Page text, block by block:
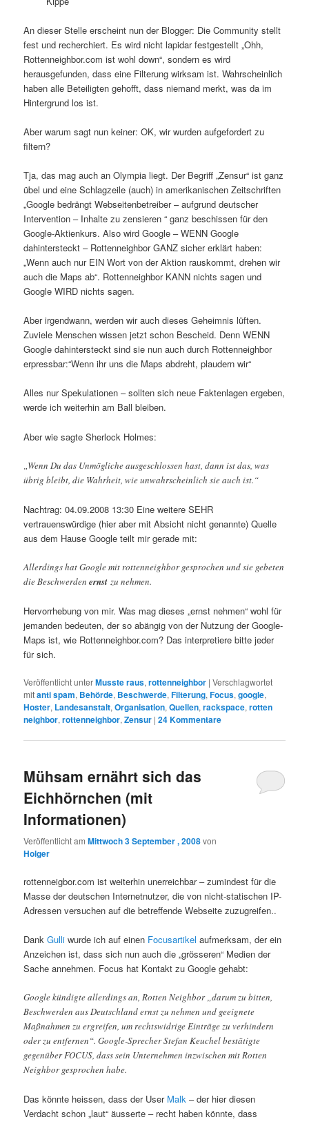
An dieser Stelle erscheint nun der Blogger: Die Community stellt
fest und recherchiert. Es wird nicht lapidar festgestellt „Ohh,
Rottenneighbor.com ist wohl down“, sondern es wird
herausgefunden, dass eine Filterung wirksam ist. Wahrscheinlich
haben alle Beteiligten gehofft, dass niemand merkt, was da im
Hintergrund los ist.
Aber warum sagt nun keiner: OK, wir wurden aufgefordert zu
filtern?
Tja, das mag auch an Olympia liegt. Der Begriff „Zensur“ ist ganz
übel und eine Schlagzeile (auch) in amerikanischen Zeitschriften
„Google bedrängt Webseitenbetreiber – aufgrund deutscher
Intervention – Inhalte zu zensieren “ ganz beschissen für den
Google-Aktienkurs. Also wird Google – WENN Google
dahintersteckt – Rottenneighbor GANZ sicher erklärt haben:
„Wenn auch nur EIN Wort von der Aktion rauskommt, drehen wir
auch die Maps ab“. Rottenneighbor KANN nichts sagen und
Google WIRD nichts sagen.
Aber irgendwann, werden wir auch dieses Geheimnis lüften.
Zuviele Menschen wissen jetzt schon Bescheid. Denn WENN
Google dahintersteckt sind sie nun auch durch Rottenneighbor
erpressbar:“Wenn ihr uns die Maps abdreht, plaudern wir“
Alles nur Spekulationen – sollten sich neue Faktenlagen ergeben,
werde ich weiterhin am Ball bleiben.
Aber wie sagte Sherlock Holmes:
„Wenn Du das Unmögliche ausgeschlossen hast, dann ist das, was
übrig bleibt, die Wahrheit, wie unwahrscheinlich sie auch ist.“
Nachtrag: 04.09.2008 13:30 Eine weitere SEHR
vertrauenswürdige (hier aber mit Absicht nicht genannte) Quelle
aus dem Hause Google teilt mir gerade mit:
Allerdings hat Google mit rottenneighbor gesprochen und sie gebeten
die Beschwerdenernstzu nehmen.
Hervorrhebung von mir. Was mag dieses „ernst nehmen“ wohl für
jemanden bedeuten, der so abängig von der Nutzung der Google-
Maps ist, wie Rottenneighbor.com? Das interpretiere bitte jeder
für sich.
Veröffentlicht unterMusste raus,rottenneighbor |Verschlagwortet
mitanti spam, Behörde, Beschwerde,Filterung,Focus,google,
Hoster, Landesanstalt,Organisation,Quellen,rackspace,rotten
neighbor,rottenneighbor,Zensur |24Kommentare
Mühsam ernährt sich das
Eichhörnchen (mit
Informationen)
Veröffentlicht amMittwoch 3 September , 2008von
Holger
rottenneigbor.com ist weiterhin unerreichbar – zumindest für die
Masse der deutschen Internetnutzer, die von nicht-statischen IP-
Adressen versuchen auf die betreffende Webseite zuzugreifen..
DankGulli wurde ich auf einen Focusartikel aufmerksam, der ein
Anzeichen ist, dass sich nun auch die „grösseren“ Medien der
Sache annehmen. Focus hat Kontakt zu Google gehabt:
Google kündigte allerdings an, Rotten Neighbor „darum zu bitten,
Beschwerden aus Deutschland ernst zu nehmen und geeignete
Maßnahmen zu ergreifen, um rechtswidrige Einträge zu verhindern
oder zu entfernen“. Google-Sprecher Stefan Keuchel bestätigte
gegenüber FOCUS, dass sein Unternehmen inzwischen mit Rotten
Neighbor gesprochen habe.
Das könnte heissen, dass der User Malk – der hier diesen
Verdacht schon „laut“ äusserte – recht haben könnte, dass